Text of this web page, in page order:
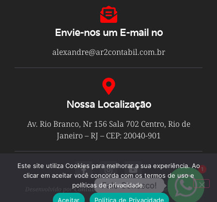
Envie-nos um E-mail no
alexandre@ar2contabil.com.br
Nossa Localização
Av. Rio Branco, Nr 156 Sala 702 Centro, Rio de
Janeiro – RJ – CEP: 20040-901
Desenvolvido porContabilit© Todos os Direitos Reservados
Este site utiliza Cookies para melhorar a sua experiência. Ao
clicar em aceitar você concorda com os termos de uso e
políticas de privacidade.
Aceitar
Política de Privacidade
1
Fale Conosco!